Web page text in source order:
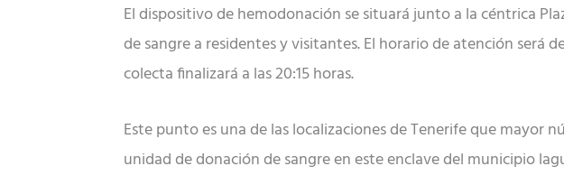
El dispositivo de hemodonación se situará junto a la céntrica
de sangre a residentes y visitantes. El horario de atención será
colecta finalizará a las 20:15 horas.
Este punto es una de las localizaciones de Tenerife que mayor
unidad de donación de sangre en este enclave del municipio